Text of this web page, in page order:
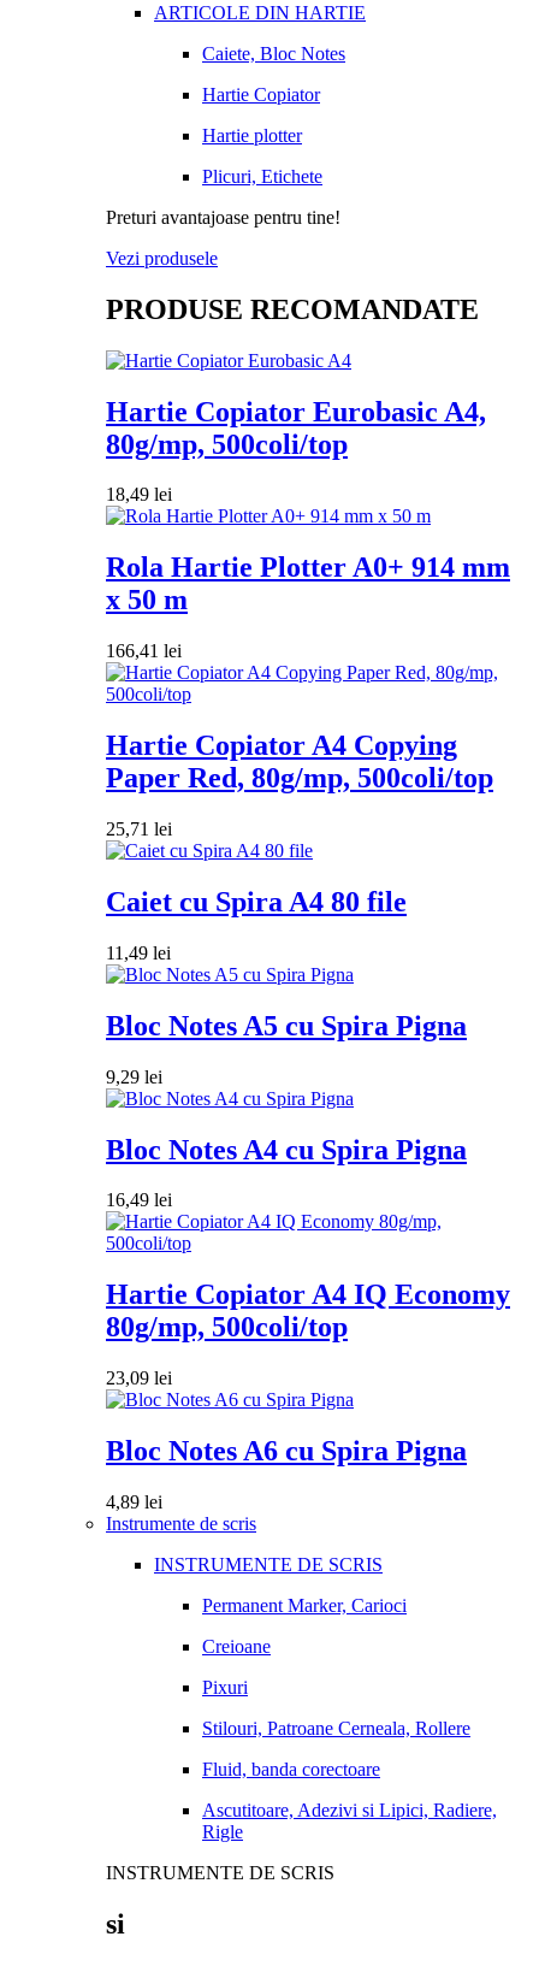
ARTICOLE DIN HARTIE
Caiete, Bloc Notes
Hartie Copiator
Hartie plotter
Plicuri, Etichete
Preturi avantajoase pentru tine!
Vezi produsele
PRODUSE RECOMANDATE
Hartie Copiator Eurobasic A4,
80g/mp, 500coli/top
18,49 lei
Rola Hartie Plotter A0+ 914 mm
x 50 m
166,41 lei
Hartie Copiator A4 Copying
Paper Red, 80g/mp, 500coli/top
25,71 lei
Caiet cu Spira A4 80 file
11,49 lei
Bloc Notes A5 cu Spira Pigna
9,29 lei
Bloc Notes A4 cu Spira Pigna
16,49 lei
Hartie Copiator A4 IQ Economy
80g/mp, 500coli/top
23,09 lei
Bloc Notes A6 cu Spira Pigna
4,89 lei
Instrumente de scris
INSTRUMENTE DE SCRIS
Permanent Marker, Carioci
Creioane
Pixuri
Stilouri, Patroane Cerneala, Rollere
Fluid, banda corectoare
Ascutitoare, Adezivi si Lipici, Radiere,
Rigle
INSTRUMENTE DE SCRIS
si